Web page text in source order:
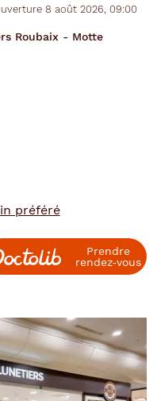
Roubaix - Motte
8 août 2026, 09:00
préféré
Prendre
rendez‑vous